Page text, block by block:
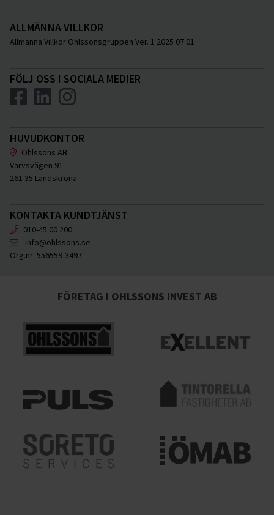
ALLMÄNNA VILLKOR
Allmänna Villkor Ohlssonsgruppen Ver. 1 2025 07 01
FÖLJ OSS I SOCIALA MEDIER
HUVUDKONTOR
Ohlssons AB
Varvsvägen 91
261 35 Landskrona
KONTAKTA KUNDTJÄNST
010-45 00 200
info@ohlssons.se
Org.nr: 556559-3497
FÖRETAG I OHLSSONS INVEST AB